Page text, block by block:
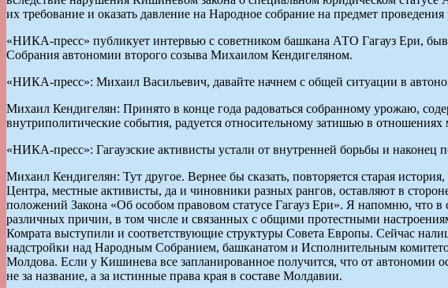
их требование и оказать давление на Народное собрание на предмет
«НИКА-пресс» публикует интервью с советником башкана АТО Гагауз Ери,
Собрания автономии второго созыва Михаилом Кендигеляном.
«НИКА-пресс»: Михаил Васильевич, давайте начнем с общей ситуации в
Михаил Кендигелян: Принято в конце года радоваться собранному урожаю,
внутриполитические события, радуется относительному затишью в
«НИКА-пресс»: Гагаузские активисты устали от внутренней борьбы и
Михаил Кендигелян: Тут другое. Вернее бы сказать, повторяется старая
Центра, местные активисты, да и чиновники разных рангов, оставляют в
положений Закона «Об особом правовом статусе Гагауз Ери». Я напомню, что
различных причин, в том числе и связанных с общими протестными
Комрата выступили и соответствующие структуры Совета Европы. Сейчас
надстройки над Народным Собранием, башканатом и Исполнительным
Молдова. Если у Кишинева все запланированное получится, что от автономии
не за название, а за истинные права края в составе Молдавии.